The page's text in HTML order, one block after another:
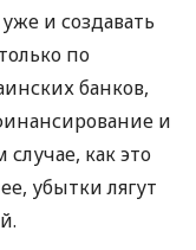
и создавать
по
банков,
и
как это
убытки лягут